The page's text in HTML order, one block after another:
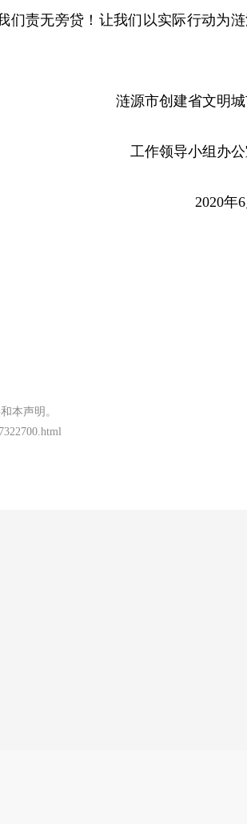
们责无旁贷！让我们以实际行动为
涟源市创建省文明
工作领导小组办
2020年
本声明。